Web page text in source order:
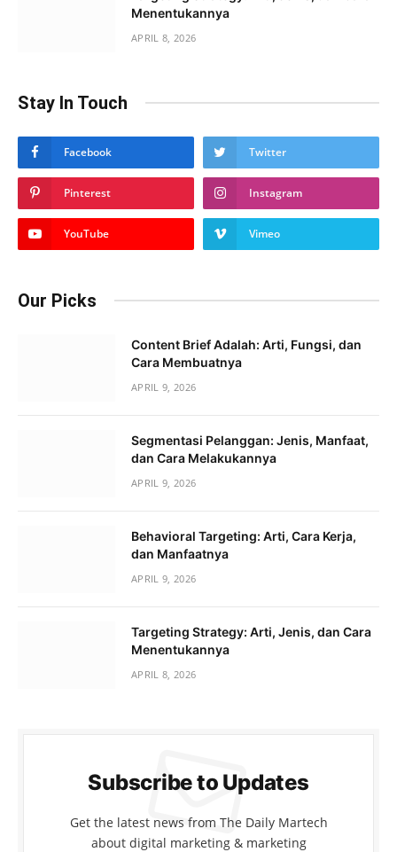
Menentukannya
APRIL 8, 2026
Stay In Touch
Facebook Twitter
Pinterest Instagram
YouTube Vimeo
Our Picks
Content Brief Adalah: Arti, Fungsi, dan
Cara Membuatnya
APRIL 9, 2026
Segmentasi Pelanggan: Jenis, Manfaat,
dan Cara Melakukannya
APRIL 9, 2026
Behavioral Targeting: Arti, Cara Kerja,
dan Manfaatnya
APRIL 9, 2026
Targeting Strategy: Arti, Jenis, dan Cara
Menentukannya
APRIL 8, 2026
Subscribe to Updates
Get the latest news from The Daily Martech
about digital marketing & marketing